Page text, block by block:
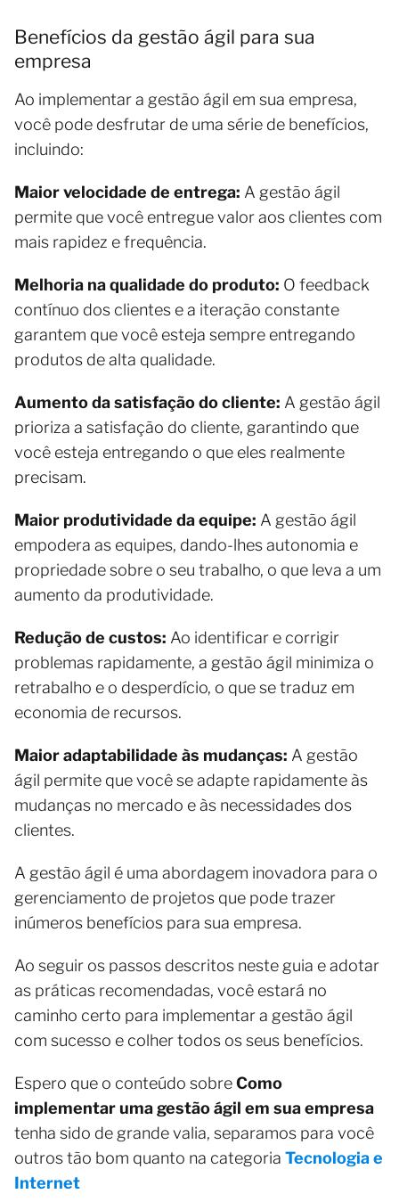
Benefícios da gestão ágil para sua
empresa
Ao implementar a gestão ágil em sua empresa,
você pode desfrutar de uma série de benefícios,
incluindo:
Maior velocidade de entrega: A gestão ágil
permite que você entregue valor aos clientes com
mais rapidez e frequência.
Melhoria na qualidade do produto: O feedback
contínuo dos clientes e a iteração constante
garantem que você esteja sempre entregando
produtos de alta qualidade.
Aumento da satisfação do cliente: A gestão ágil
prioriza a satisfação do cliente, garantindo que
você esteja entregando o que eles realmente
precisam.
Maior produtividade da equipe: A gestão ágil
empodera as equipes, dando-lhes autonomia e
propriedade sobre o seu trabalho, o que leva a um
aumento da produtividade.
Redução de custos: Ao identificar e corrigir
problemas rapidamente, a gestão ágil minimiza o
retrabalho e o desperdício, o que se traduz em
economia de recursos.
Maior adaptabilidade às mudanças: A gestão
ágil permite que você se adapte rapidamente às
mudanças no mercado e às necessidades dos
clientes.
A gestão ágil é uma abordagem inovadora para o
gerenciamento de projetos que pode trazer
inúmeros benefícios para sua empresa.
Ao seguir os passos descritos neste guia e adotar
as práticas recomendadas, você estará no
caminho certo para implementar a gestão ágil
com sucesso e colher todos os seus benefícios.
Espero que o conteúdo sobreComo
implementar uma gestão ágil em sua empresa
tenha sido de grande valia, separamos para você
outros tão bom quanto na categoria Tecnologia e
Internet